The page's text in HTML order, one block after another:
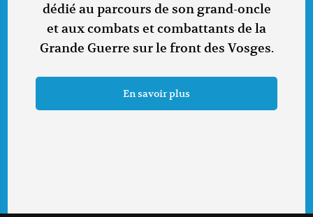
dédié au parcours de son grand-oncle
et aux combats et combattants de la
Grande Guerre sur le front des Vosges.
En savoir plus